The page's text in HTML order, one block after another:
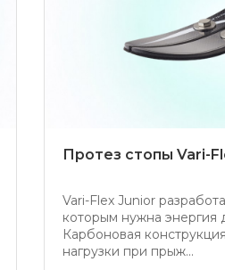
Протез стопы Vari-
Vari-Flex Junior
которым нужна энергия
Карбоновая
нагрузки при прыж...